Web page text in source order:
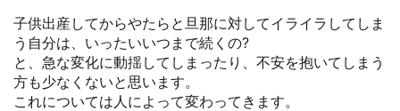
子供出産してからやたらと旦那に対してイライラしてしま
う自分は、いったいいつまで続くの?
と、急な変化に動揺してしまったり、不安を抱いてしまう
方も少なくないと思います。
これについては人によって変わってきます。